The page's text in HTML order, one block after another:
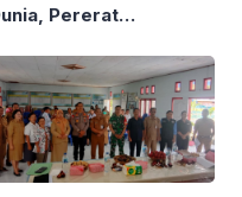
Pererat